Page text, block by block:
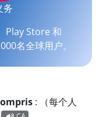
务
Play Store 和
名全球用户。
:
（每个人